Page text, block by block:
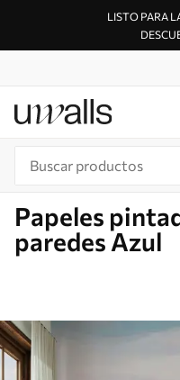
LISTO PARA
Papeles
paredes Azul